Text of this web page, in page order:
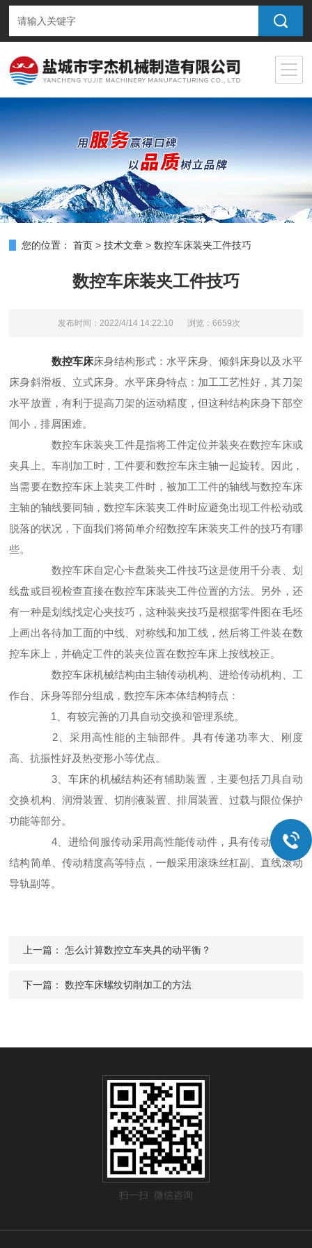
您的位置： 首页 >技术文章 >数控车床装夹工件技巧
数控车床装夹工件技巧
发布时间：2022/4/14 14:22:10 浏览：6659次
数控车床床身结构形式：水平床身、倾斜床身以及水平
床身斜滑板、立式床身。水平床身特点：加工工艺性好，其刀架
水平放置，有利于提高刀架的运动精度，但这种结构床身下部空
间小，排屑困难。
数控车床装夹工件是指将工件定位并装夹在数控车床或
夹具上。车削加工时，工件要和数控车床主轴一起旋转。因此，
当需要在数控车床上装夹工件时，被加工工件的轴线与数控车床
主轴的轴线要同轴，数控车床装夹工件时应避免出现工件松动或
脱落的状况，下面我们将简单介绍数控车床装夹工件的技巧有哪
些。
数控车床自定心卡盘装夹工件技巧这是使用千分表、划
线盘或目视检查直接在数控车床装夹工件位置的方法。另外，还
有一种是划线找定心夹技巧，这种装夹技巧是根据零件图在毛坯
上画出各待加工面的中线、对称线和加工线，然后将工件装在数
控车床上，并确定工件的装夹位置在数控车床上按线校正。
数控车床机械结构由主轴传动机构、进给传动机构、工
作台、床身等部分组成，数控车床本体结构特点：
1、有较完善的刀具自动交换和管理系统。
2、采用高性能的主轴部件。具有传递功率大、刚度
高、抗振性好及热变形小等优点。
3、车床的机械结构还有辅助装置，主要包括刀具自动
交换机构、润滑装置、切削液装置、排屑装置、过载与限位保护
功能等部分。
4、进给伺服传动采用高性能传动件，具有传动链短、
结构简单、传动精度高等特点，一般采用滚珠丝杠副、直线滚动
导轨副等。
上一篇：怎么计算数控立车夹具的动平衡？
下一篇：数控车床螺纹切削加工的方法
扫一扫 微信咨询